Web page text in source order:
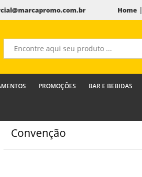
Home|
PROMOÇÕES BAR E BEBIDAS
Convenção